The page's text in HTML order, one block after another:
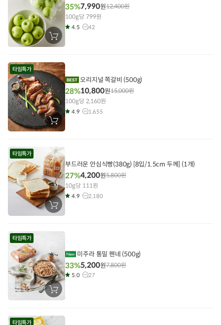
장
바
에
담
기
35%7,990원12,400원
100g당 799원
4.5 42
타임특가
장
바
에
담
기
오리지널 쪽갈비 (500g)
28%10,800원15,000원
100g당 2,160원
4.9 1,655
타임특가
장
바
에
부드러운 안심식빵(380g) [8입/1.5cm 두께] (1개)
27%4,200원5,800원
10g당 111원
4.9 2,180
타임특가
장
바
에
미주라 통밀 펜네 (500g)
33%5,200원7,800원
5.0 27
타임특가